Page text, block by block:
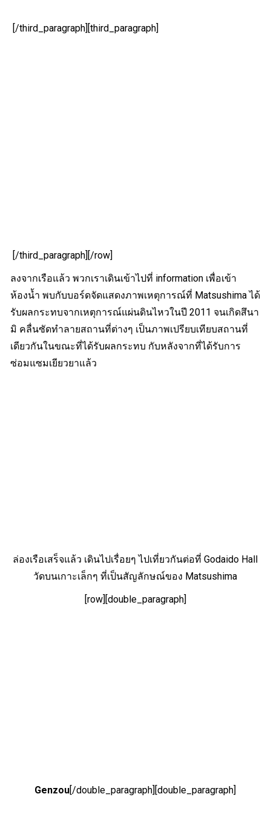
[/third_paragraph][third_paragraph]
[/third_paragraph][/row]
ลงจากเรือแล้ว พวกเราเดินเข้าไปที่ information เพื่อเข้า
ห้องน้ำ พบกับบอร์ดจัดแสดงภาพเหตุการณ์ที่ Matsushima ได้
รับผลกระทบจากเหตุการณ์แผ่นดินไหวในปี 2011 จนเกิดสึนา
มิ คลื่นซัดทำลายสถานที่ต่างๆ เป็นภาพเปรียบเทียบสถานที่
เดียวกันในขณะที่ได้รับผลกระทบ กับหลังจากที่ได้รับการ
ซ่อมแซมเยียวยาแล้ว
ล่องเรือเสร็จแล้ว เดินไปเรื่อยๆ ไปเที่ยวกันต่อที่ Godaido Hall
วัดบนเกาะเล็กๆ ที่เป็นสัญลักษณ์ของ Matsushima
[row][double_paragraph]
Genzou[/double_paragraph][double_paragraph]